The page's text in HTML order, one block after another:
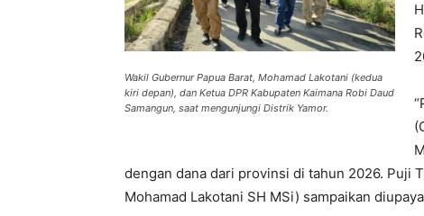
Wakil Gubernur Papua Barat, Mohamad Lakotani (kedua
kiri depan), dan Ketua DPR Kabupaten Kaimana Robi Daud
Samangun, saat mengunjungi Distrik Yamor.
dengan dana dari provinsi di tahun 2026. Puji
Mohamad Lakotani SH MSi) sampaikan